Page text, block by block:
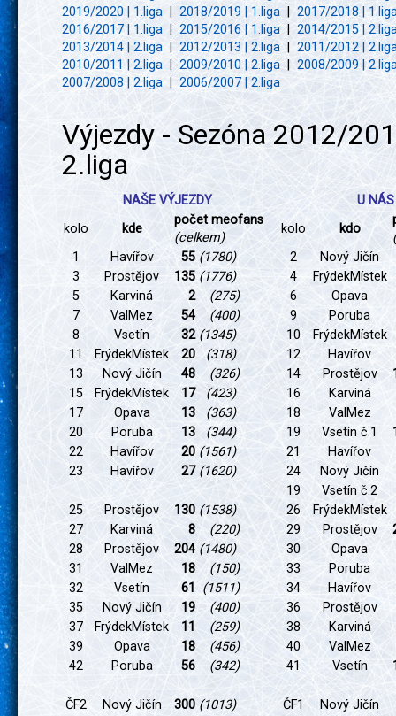
2019/2020 | 1.liga
2018/2019 | 1.liga
2017/2018 |
2016/2017 | 1.liga
2015/2016 | 1.liga| 2014/2015 |
2013/2014 | 2.liga
2012/2013 | 2.liga | 2011/2012 |
2010/2011 | 2.liga |2009/2010 | 2.liga
2008/2009 |
2007/2008 | 2.liga| 2006/2007 | 2.liga
Výjezdy - Sezóna 2012/
2.liga
NAŠE VÝJEZDY
U NÁS
kolo
kde
počet meofans
(celkem)
kolo kdo
1
Havířov 55 (1780) 2 Nový Jičín
3
Prostějov 135 (1776) 4 FrýdekMístek
5
Karviná 2 (275) 6 Opava
7
ValMez 54 (400) 9 Poruba
8
Vsetín 32 (1345) 10 FrýdekMístek
11
FrýdekMístek 20(318) 12 Havířov
13
Nový Jičín 48 (326) 14 Prostějov
15
FrýdekMístek 17 (423) 16 Karviná
17
Opava 13 (363) 18 ValMez
20
Poruba 13 (344) 19 Vsetín č.1
22
Havířov 20 (1561) 21 Havířov
23
Havířov 27 (1620) 24 Nový Jičín
19
Vsetín č.2
25
Prostějov 130 (1538) 26 FrýdekMístek
27
Karviná 8 (220) 29 Prostějov
28
Prostějov 204 (1480) 30 Opava
31
ValMez 18 (150) 33 Poruba
32
Vsetín 61 (1511) 34 Havířov
35
Nový Jičín 19 (400) 36 Prostějov
37
FrýdekMístek 11 (259) 38 Karviná
39
Opava 18 (456) 40 ValMez
42
Poruba 56 (342) 41 Vsetín
ČF2 Nový Jičín 300 (1013) ČF1 Nový Jičín